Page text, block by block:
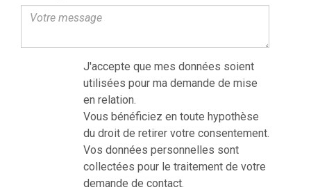
J'accepte que mes données soient
utilisées pour ma demande de mise
en relation.
Vous bénéficiez en toute hypothèse
du droit de retirer votre consentement.
Vos données personnelles sont
collectées pour le traitement de votre
demande de contact.